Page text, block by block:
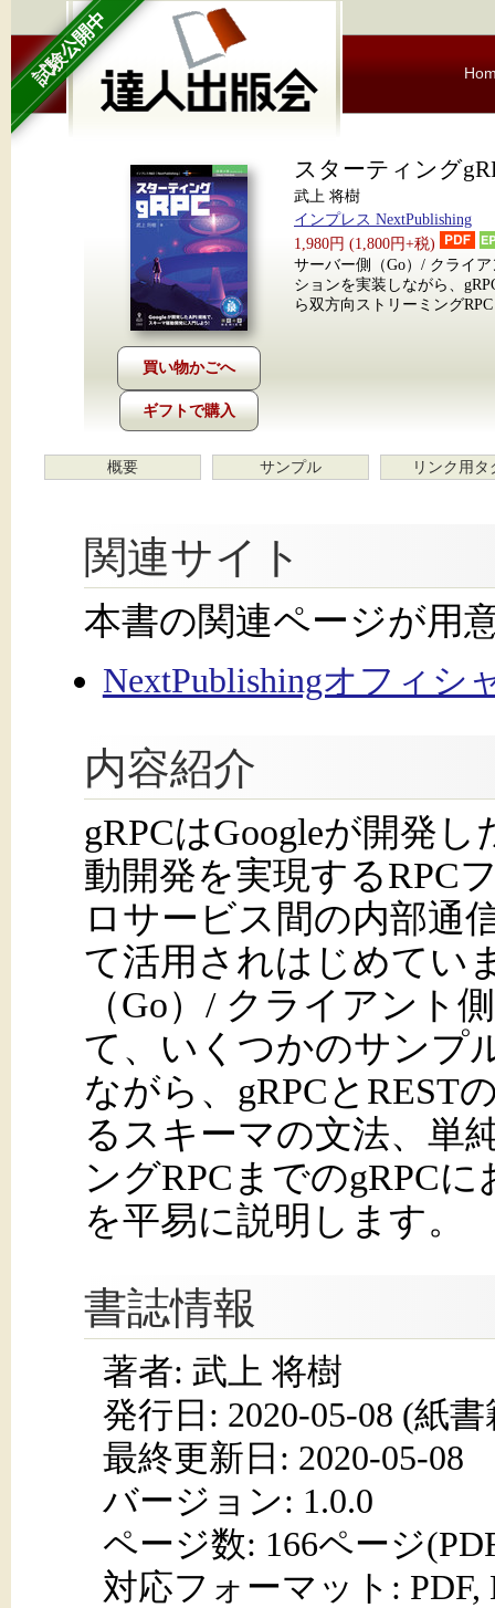
試験公開中
ギフトで購入
スターティング
武上 将樹
インプレス NextPublishing
1,980円 (1,800円+税)
サーバー側（Go）/ クライ
ションを実装しながら、
ら双方向ストリーミング
概要 サンプル リンク用タ
関連サイト
本書の関連ページが用
NextPublishingオフィシ
内容紹介
gRPCはGoogleが開発
動開発を実現するRPC
ロサービス間の内部通
て活用されはじめてい
（Go）/ クライアント
て、いくつかのサンプ
ながら、gRPCとREST
るスキーマの文法、単
ングRPCまでのgRPC
を平易に説明します。
書誌情報
著者: 武上 将樹
発行日: 2020-05-08 (紙書
最終更新日: 2020-05-08
バージョン: 1.0.0
ページ数: 166ページ
対応フォーマット: PDF,